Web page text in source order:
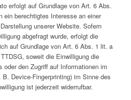
erfolgt auf Grundlage von Art. 6 Abs.
ein berechtigtes Interesse an einer
unserer Website. Sofern
abgefragt wurde, erfolgt die
auf Grundlage von Art. 6 Abs. 1 lit. a
soweit die Einwilligung die
oder den Zugriff auf Informationen im
Device-Fingerprinting) im Sinne des
ist jederzeit widerrufbar.